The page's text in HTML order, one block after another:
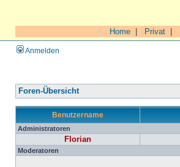
Home Privat
Anmelden
Foren-Übersicht
Benutzername
Administratoren
Florian
Moderatoren